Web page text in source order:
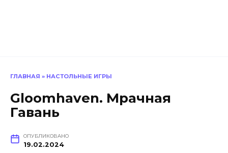
ГЛАВНАЯ » НАСТОЛЬНЫЕ ИГРЫ
Gloomhaven. Мрачная
Гавань
ОПУБЛИКОВАНО
19.02.2024